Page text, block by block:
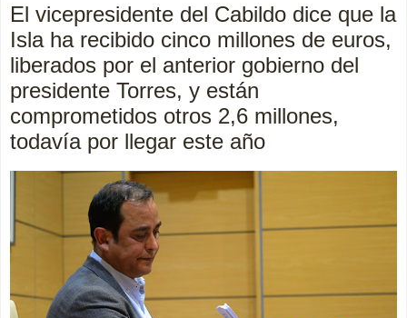
El vicepresidente del Cabildo dice que la
Isla ha recibido cinco millones de euros,
liberados por el anterior gobierno del
presidente Torres, y están
comprometidos otros 2,6 millones,
todavía por llegar este año